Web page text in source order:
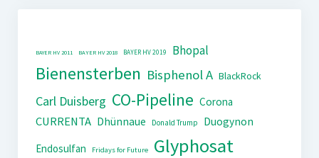
BAYER HV 2011 BAYER HV 2018 BAYER HV 2019 Bhopal
Bienensterben Bisphenol A BlackRock
Carl Duisberg CO-Pipeline Corona
CURRENTA Dhünnaue Donald Trump
Duogynon
Endosulfan
Fridays for Future Glyphosat